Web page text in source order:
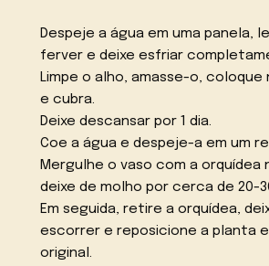
Despeje a água em uma panela,
ferver e deixe esfriar
Limpe o alho, amasse-o, coloque
e cubra.
Deixe descansar por 1 dia.
Coe a água e despeje-a em um
Mergulhe o vaso com a orquídea
deixe de molho por cerca de 20-
Em seguida, retire a orquídea,
escorrer e reposicione a planta
original.